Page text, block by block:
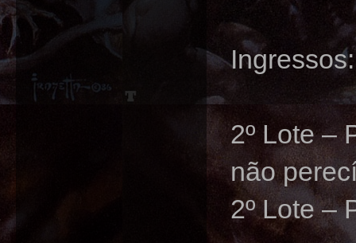
Ingressos:
2º Lote –
não
2º Lote –